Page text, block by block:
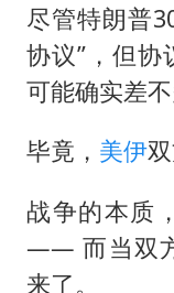
尽管特朗普
协议”，但协
可能确实差不
毕竟， 美伊
战争的本质
—— 而当双
来了。